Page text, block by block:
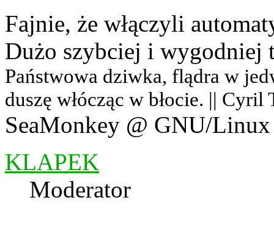
Fajnie, że włączyli
Dużo szybciej i wygodniej
Państwowa dziwka, flądra w
duszę włócząc w błocie. ||
SeaMonkey @ GNU/Linux
KLAPEK
Moderator